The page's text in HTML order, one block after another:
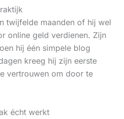
twijfelde maanden of hij wel
online geld verdienen. Zijn
hij één simpele blog
kreeg hij zijn eerste
vertrouwen om door te
écht werkt